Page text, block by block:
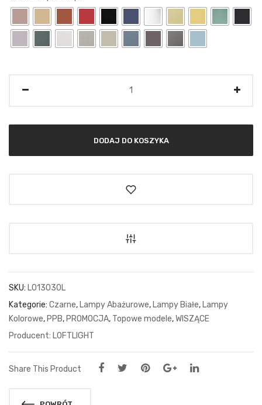
DODAJ DO KOSZYKA
SKU: L013030L
Kategorie: Czarne, Lampy Abażurowe, Lampy Białe, Lampy
Kolorowe, PPB, PROMOCJA, Topowe modele,WISZĄCE
LOFTLIGHT
Share This Product